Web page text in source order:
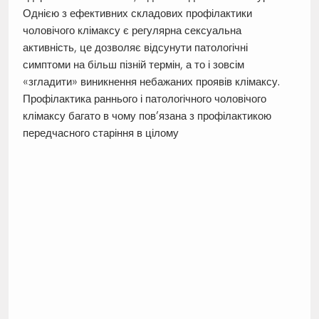
Однією з ефективних складових профілактики
чоловічого клімаксу є регулярна сексуальна
активність, це дозволяє відсунути патологічні
симптоми на більш пізній термін, а то і зовсім
«згладити» виникнення небажаних проявів клімаксу.
Профілактика раннього і патологічного чоловічого
клімаксу багато в чому пов’язана з профілактикою
передчасного старіння в цілому